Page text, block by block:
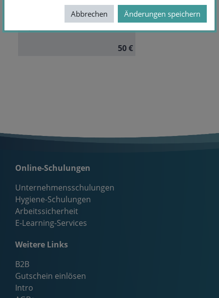
Dr. rer. pol.
Christine Brunn
German
50 €
Online-Schulungen
Unternehmensschulungen
Hygiene-Schulungen
Arbeitssicherheit
E-Learning-Services
Weitere Links
B2B
Gutschein einlösen
Intro
Abbrechen Änderungen speichern
Abbrechen Änderungen speichern